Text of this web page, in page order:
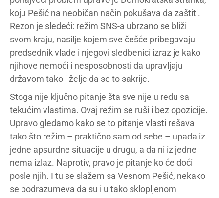
koju Pešić na neobičan način pokušava da zaštiti.
Rezon je sledeći: režim SNS-a ubrzano se bliži
svom kraju, nasilje kojem sve češće pribegavaju
predsednik vlade i njegovi sledbenici izraz je kako
njihove nemoći i nesposobnosti da upravljaju
državom tako i želje da se to sakrije.
Stoga nije ključno pitanje šta sve nije u redu sa
tekućim vlastima. Ovaj režim se ruši i bez opozicije.
Upravo gledamo kako se to pitanje vlasti rešava
tako što režim – praktično sam od sebe – upada iz
jedne apsurdne situacije u drugu, a da ni iz jedne
nema izlaz. Naprotiv, pravo je pitanje ko će doći
posle njih. I tu se slažem sa Vesnom Pešić, nekako
se podrazumeva da su i u tako sklopljenom